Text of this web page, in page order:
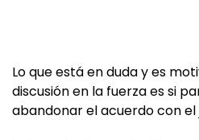
Lo que está en duda y es
discusión en la fuerza es si
abandonar el acuerdo con el